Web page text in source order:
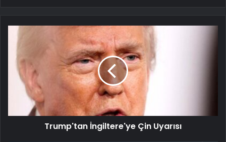
Trump'tan İngiltere'ye Çin Uyarısı